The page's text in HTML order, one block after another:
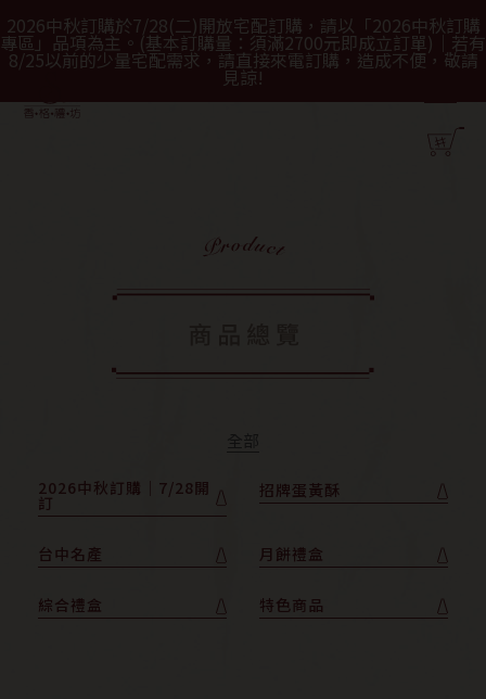
2026中秋訂購於7/28(二)開放宅配訂購，請以「2026中秋訂購
專區」品項為主。(基本訂購量：須滿2700元即成立訂單)｜若有
8/25以前的少量宅配需求，請直接來電訂購，造成不便，敬請
見諒!
2026中秋訂購｜7/28開
訂
招牌蛋黃酥
台中名產 月餅禮盒
綜合禮盒 特色商品